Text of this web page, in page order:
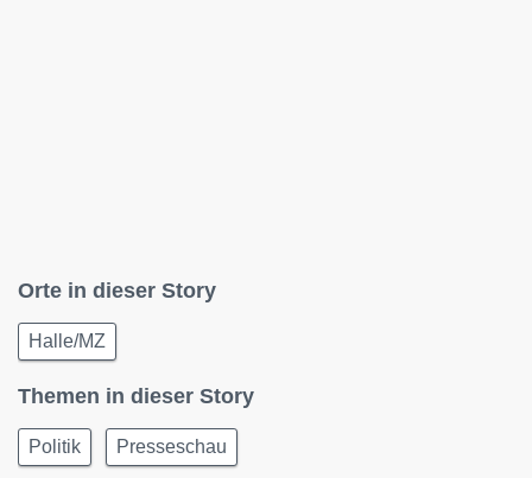
Orte in dieser Story
Halle/MZ
Themen in dieser Story
Politik Presseschau